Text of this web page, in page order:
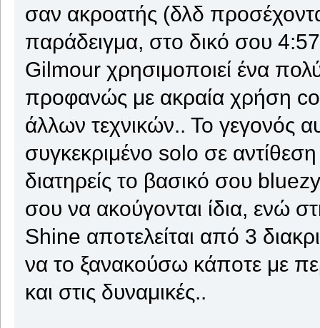
σαν ακροατής (δλδ
παράδειγμα, στο δικό σου
Gilmour χρησιμοποιεί ένα
προφανώς με ακραία χρήση
άλλων τεχνικών.. Το γεγονός
συγκεκριμένο solo σε
διατηρείς το βασικό σου
σου να ακούγονται ίδια, ενώ
Shine αποτελείται από 3
να το ξανακούσω κάποτε με
και στις δυναμικές..